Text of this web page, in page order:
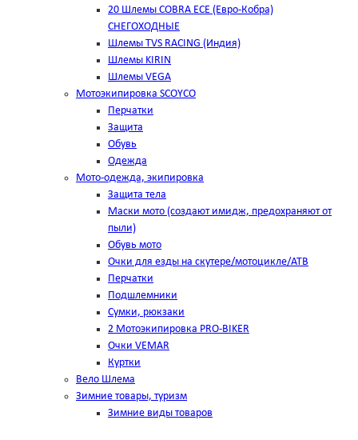
20 Шлемы COBRA ECE (Евро-Кобра)
СНЕГОХОДНЫЕ
Шлемы TVS RACING (Индия)
Шлемы KIRIN
Шлемы VEGA
Мотоэкипировка SCOYCO
Перчатки
Защита
Обувь
Одежда
Мото-одежда, экипировка
Защита тела
Маски мото (создают имидж, предохраняют от
пыли)
Обувь мото
Очки для езды на скутере/мотоцикле/АТВ
Перчатки
Подшлемники
Сумки, рюкзаки
2 Мотоэкипировка PRO-BIKER
Очки VEMAR
Куртки
Вело Шлема
Зимние товары, туризм
Зимние виды товаров